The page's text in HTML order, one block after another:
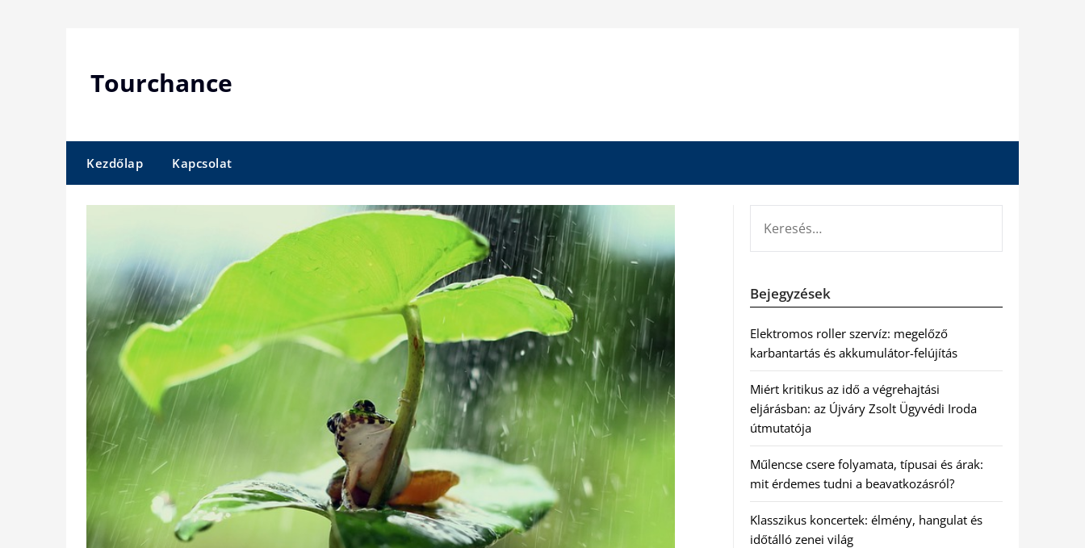
Tourchance
Kezdőlap Kapcsolat
Bejegyzések
Elektromos roller szervíz: megelőző
karbantartás és akkumulátor-felújítás
Miért kritikus az idő a végrehajtási
eljárásban: az Újváry Zsolt Ügyvédi Iroda
útmutatója
Műlencse csere folyamata, típusai és árak:
mit érdemes tudni a beavatkozásról?
Klasszikus koncertek: élmény, hangulat és
időtálló zenei világ